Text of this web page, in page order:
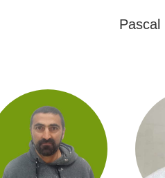
Pascal